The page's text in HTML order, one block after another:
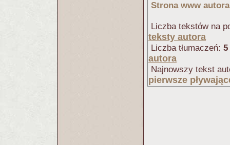
Strona www autora
Liczba tekstów na
teksty autora
Liczba tłumaczeń: 5
autora
Najnowszy tekst
pierwsze